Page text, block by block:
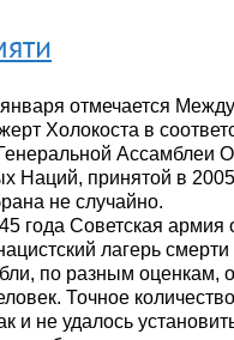
отмечается
Холокоста в
Ассамблеи
Наций, принятой в 2005
не случайно.
года Советская армия
лагерь
по разным оценкам,
Точное
и не удалось